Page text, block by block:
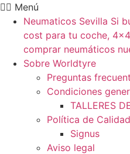
Ir
contenido
Menú
Neumaticos Sevilla Si
cost para tu coche,
comprar neumáticos
Sobre Worldtyre
Preguntas
Condiciones
TALLERES
Política de
Signus
Aviso legal